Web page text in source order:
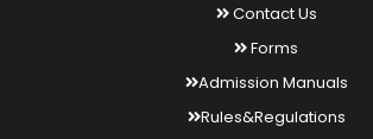
Contact Us
Forms
Admission Manuals
Rules&Regulations